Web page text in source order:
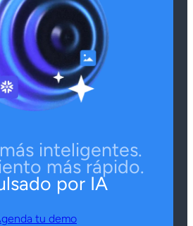
inteligentes.
más rápido.
por IA
tu demo